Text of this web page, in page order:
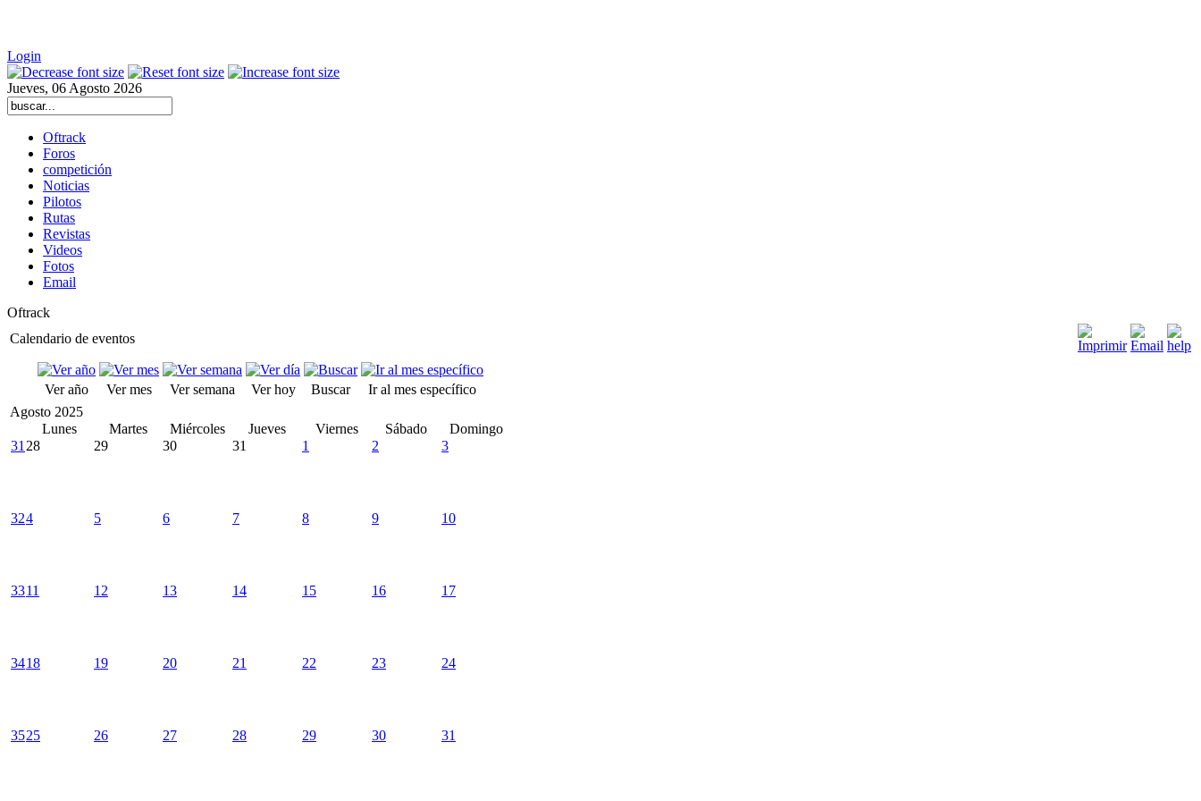
Login
Jueves, 06 Agosto 2026
Oftrack
Foros
competición
Noticias
Pilotos
Rutas
Revistas
Videos
Fotos
Email
Oftrack
Calendario de eventos
Ver año Ver mes Ver semana Ver hoy Buscar
Ir al mes específico
Agosto 2025
Lunes
Martes Miércoles Jueves Viernes Sábado
Domingo
31 28 29 30 31 1 2 3
324 5 6 7 8 9 10
3311 12 13 14 15 16 17
3418 19 20 21 22 23 24
3525 26 27 28 29 30 31